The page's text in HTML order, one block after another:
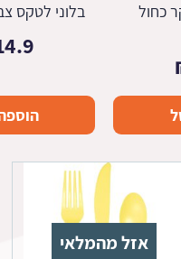
כחול
בלוני לטקס
אזל מהמלאי